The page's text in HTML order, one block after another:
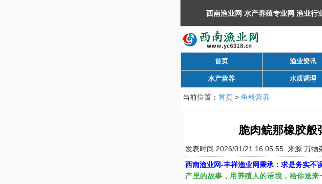
首页 渔业资讯
水产营养 水质调理
当前位置： 首页 > 鱼料营养
脆肉鲩那橡胶般
发表时间:2026/01/21 16:05:55 来源:万
西南渔业网-丰祥渔业网秉承：求是务实不
产里的故事，用养殖人的语境，给你送来